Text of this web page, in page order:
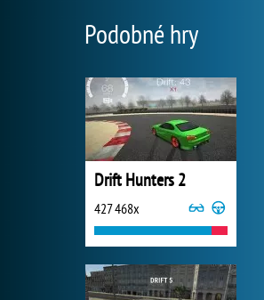
Podobné hry
Drift Hunters 2
427 468x